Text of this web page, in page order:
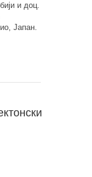
и доц.
Јапан.